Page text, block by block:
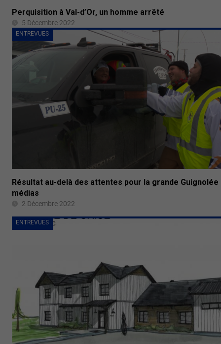
Perquisition à Val-d’Or, un homme arrêté
5 Décembre 2022
ENTREVUES
Résultat au-delà des attentes pour la grande Guignolée
médias
2 Décembre 2022
ENTREVUES